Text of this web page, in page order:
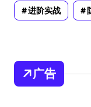
进阶实战
广告